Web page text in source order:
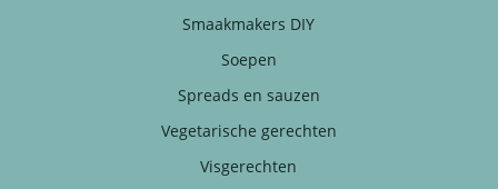
Smaakmakers DIY
Soepen
Spreads en sauzen
Vegetarische gerechten
Visgerechten